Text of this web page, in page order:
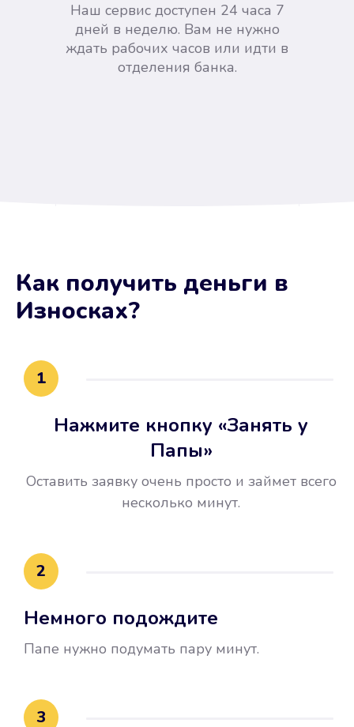
Наш сервис доступен 24 часа 7
дней в неделю. Вам не нужно
ждать рабочих часов или идти в
отделения банка.
Не потребовались справки, залоги
и поручители. Папа вам доверяет.
воспользовались бесплатной
это открыло новые возможности в
Как получить деньги в
Износках?
1
Нажмите кнопку «Занять у
Папы»
Оставить заявку очень просто и займет всего
несколько минут.
2
Немного подождите
Папе нужно подумать пару минут.
3